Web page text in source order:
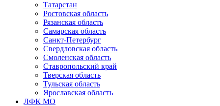
Татарстан
Ростовская область
Рязанская область
Самарская область
Санкт-Петербург
Свердловская область
Смоленская область
Ставропольский край
Тверская область
Тульская область
Ярославская область
ЛФК МО